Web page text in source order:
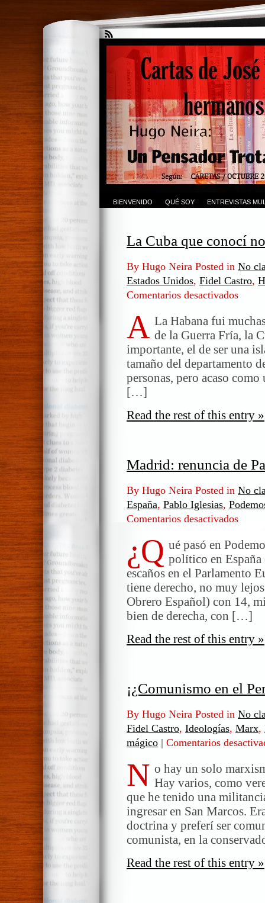
BIENVENIDO QUÉ SOY ENTREVISTAS
La Cuba que conocí
By Hugo Neira Posted in No
Estados Unidos, Fidel Castro,
Comentarios desactivados
Cuba
que
conocí
no
es
la
días
A La Habana fui
de la Guerra Fría, la
importante, el de ser una
tamaño del departamento
personas, pero acaso
[…]
Read the rest of this entry »
Madrid: renuncia de
By Hugo Neira Posted in No
España, Pablo Iglesias,
Comentarios desactivados
renuncia
Pablo
Iglesias
¿Q ué pasó en
político en España
escaños en el Parlamento
tiene derecho, no muy
Obrero Español) con 14,
bien de derecha, con […]
Read the rest of this entry »
¡¿Comunismo en el
By Hugo Neira Posted in No
Fidel Castro, Ideologías, Marx,
mágico | Comentarios
N o hay un solo
Hay varios, como
que he tenido una
ingresar en San Marcos.
doctrina y preferí ser
comunista, en la
Read the rest of this entry »